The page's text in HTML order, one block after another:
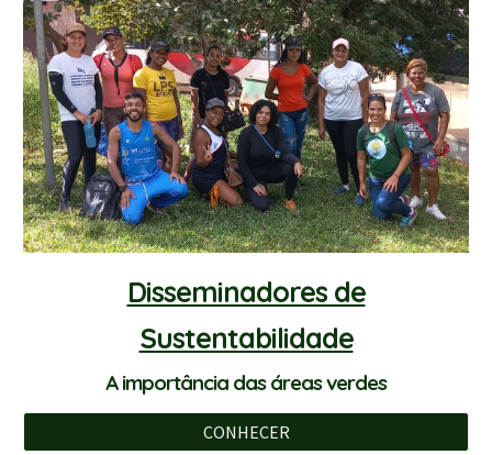
Disseminadores de
Sustentabilidade
A importância das áreas verdes
CONHECER